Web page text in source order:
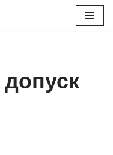
допуск